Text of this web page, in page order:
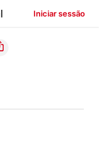
Iniciar sessão